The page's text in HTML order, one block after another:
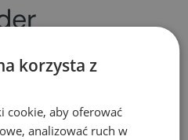
–
dass wir über
korzysta z
cookie, aby oferować
analizować ruch w